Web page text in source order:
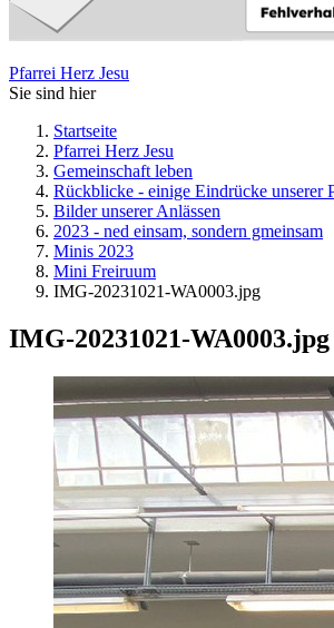
Pfarrei Herz Jesu
Sie sind hier
Startseite
Pfarrei Herz Jesu
Gemeinschaft leben
Rückblicke - einige Eindrücke unserer
Bilder unserer Anlässen
2023 - ned einsam, sondern gmeinsam
Minis 2023
Mini Freiruum
IMG-20231021-WA0003.jpg
IMG-20231021-WA0003.jpg